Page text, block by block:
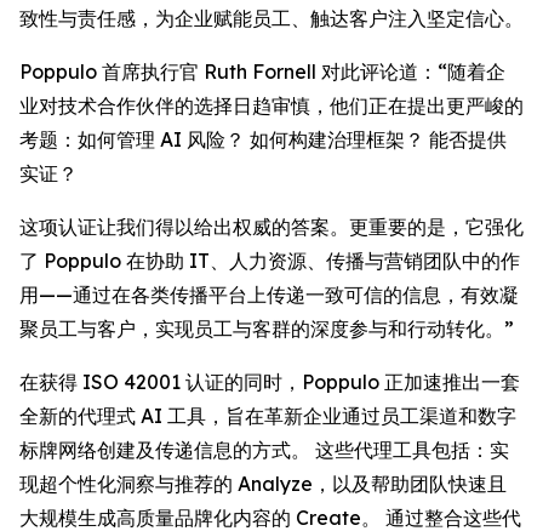
致性与责任感，为企业赋能员工、触达客户注入坚定信心。
Poppulo 首席执行官 Ruth Fornell 对此评论道：“随着企
业对技术合作伙伴的选择日趋审慎，他们正在提出更严峻的
考题：如何管理 AI 风险？ 如何构建治理框架？ 能否提供
实证？
这项认证让我们得以给出权威的答案。更重要的是，它强化
了 Poppulo 在协助 IT、人力资源、传播与营销团队中的作
用——通过在各类传播平台上传递一致可信的信息，有效凝
聚员工与客户，实现员工与客群的深度参与和行动转化。”
在获得 ISO 42001 认证的同时，Poppulo 正加速推出一套
全新的代理式 AI 工具，旨在革新企业通过员工渠道和数字
标牌网络创建及传递信息的方式。 这些代理工具包括：实
现超个性化洞察与推荐的 Analyze ，以及帮助团队快速且
大规模生成高质量品牌化内容的 Create。 通过整合这些代